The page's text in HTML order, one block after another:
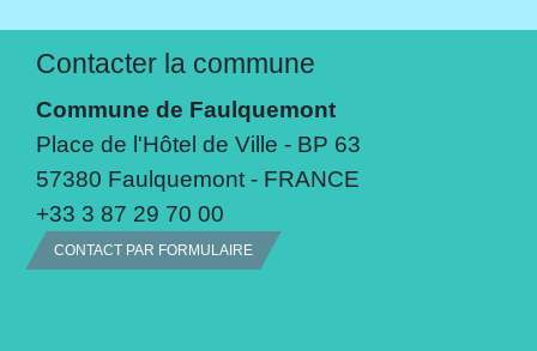
Contacter la commune
Commune de Faulquemont
Place de l'Hôtel de Ville - BP 63
57380 Faulquemont - FRANCE
+33 3 87 29 70 00
CONTACT PAR FORMULAIRE